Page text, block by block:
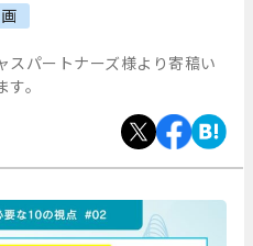
パートナーズ様より寄稿い
。